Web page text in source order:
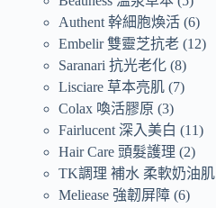
Authent 幹細胞煥活 6
Embelir 雙靈芝抗老 12
Saranari 抗光老化 8
Lisciare 草本亮肌 7
Colax 喚活膠原 3
Fairlucent 深入美白
11
Hair Care 頭髮護理
2
TK調理 補水 柔軟奶油肌
Meliease 強韌屏障 6